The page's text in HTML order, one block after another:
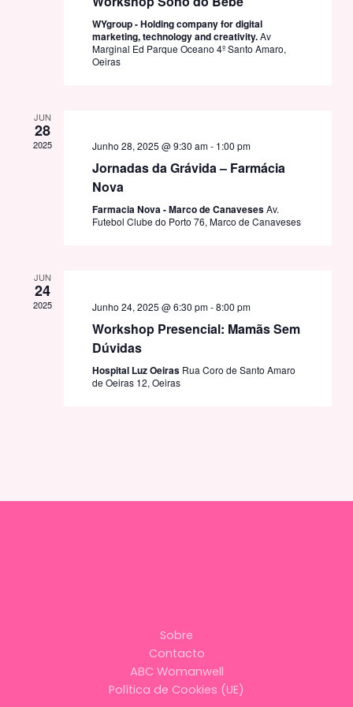
WYgroup - Holding company for digital
marketing, technology and creativity.Av
Marginal Ed Parque Oceano 4º Santo Amaro,
Oeiras
JUN
28
2025 Junho 28, 2025 @ 9:30 am- 1:00 pm
Jornadas da Grávida – Farmácia
Nova
Farmacia Nova - Marco de CanavesesAv.
Futebol Clube do Porto 76, Marco de Canaveses
JUN
24
2025 Junho 24, 2025 @ 6:30 pm-8:00 pm
Workshop Presencial: Mamãs Sem
Dúvidas
Hospital Luz Oeiras Rua Coro de Santo Amaro
de Oeiras 12, Oeiras
Sobre
Contacto
ABC Womanwell
Política de Cookies (UE)